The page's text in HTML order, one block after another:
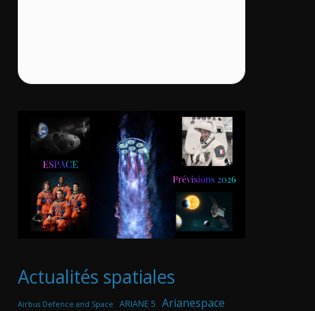
Actualités spatiales
Airbus Defence and Space ARIANE 5 Arianespace